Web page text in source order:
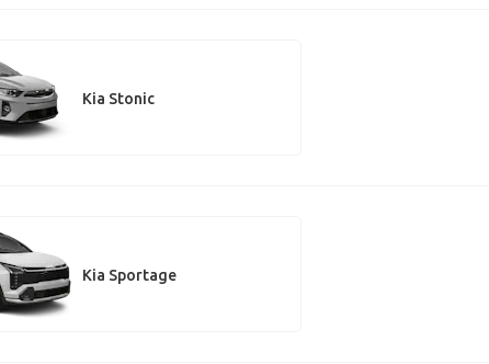
Kia Stonic
Kia Sportage